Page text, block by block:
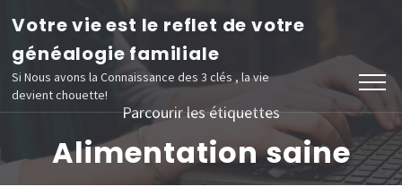
Aller
contenu
(Pressez
Votre vie est le reflet de votre
généalogie familiale
Si Nous avons la Connaissance des 3 clés , la vie
devient chouette!
Parcourir les étiquettes
Alimentation saine